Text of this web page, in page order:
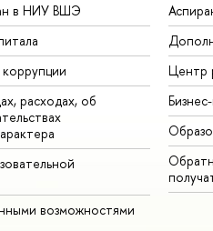
в НИУ ВШЭ
расходах, об
возможностями
Центр